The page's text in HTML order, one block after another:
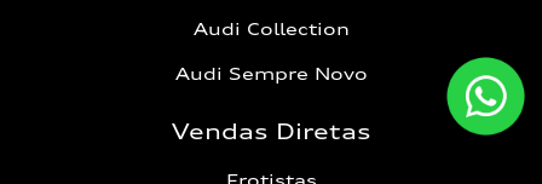
Audi Collection
Audi Sempre Novo
Vendas Diretas